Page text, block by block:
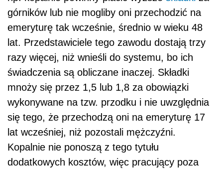
górników lub nie mogliby oni przechodzić na
emeryturę tak wcześnie, średnio w wieku 48
lat. Przedstawiciele tego zawodu dostają trzy
razy więcej, niż wnieśli do systemu, bo ich
świadczenia są obliczane inaczej. Składki
mnoży się przez 1,5 lub 1,8 za obowiązki
wykonywane na tzw. przodku i nie uwzględnia
się tego, że przechodzą oni na emeryturę 17
lat wcześniej, niż pozostali mężczyźni.
Kopalnie nie ponoszą z tego tytułu
dodatkowych kosztów, więc pracujący poza